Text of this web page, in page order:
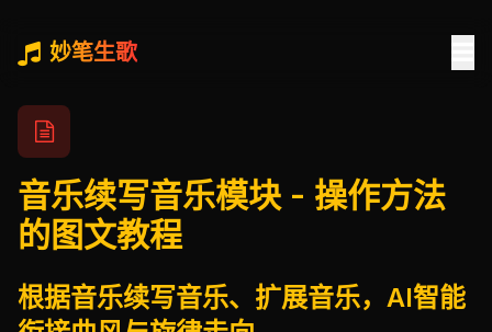
妙笔生歌
音乐续写音乐模块 - 操作方法
的图文教程
根据音乐续写音乐、扩展音乐，AI智能